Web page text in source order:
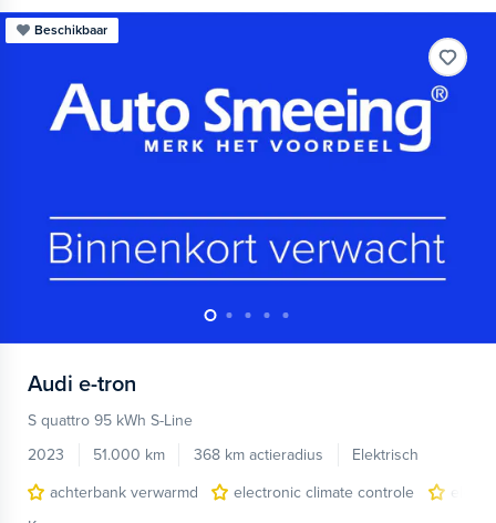
Beschikbaar
Audi e-tron
S quattro 95 kWh S-Line
2023
51.000 km 368 km actieradius
Elektrisch
achterbank verwarmd
electronic climate controle